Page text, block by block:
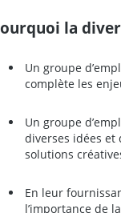
la
Un groupe
complète les
Un groupe
diverses idées et
solutions
En leur
l’importance de